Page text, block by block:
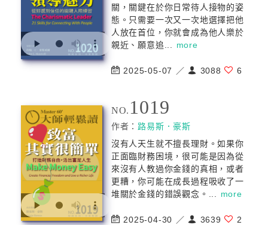
關，關鍵在於你日常待人接物的姿
態。只需要一次又一次地選擇把他
人放在首位，你就會成為他人樂於
親近、願意追... more
2025-05-07 ／ 3088 6
NO. 1019
作者： 路易斯．豪斯
沒有人天生就不擅長理財。如果你
正面臨財務困境，很可能是因為從
來沒有人教過你金錢的真相，或者
更糟，你可能在成長過程吸收了一
堆關於金錢的錯誤觀念。... more
2025-04-30 ／ 3639 2